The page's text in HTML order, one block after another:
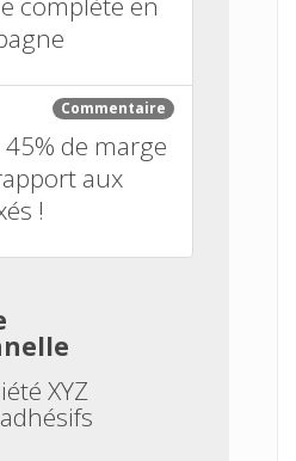
Commentaire
de marge
aux
!
XYZ